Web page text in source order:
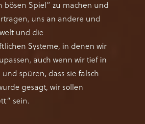
bösen Spiel” zu machen und
uns an andere und
und die
Systeme, in denen wir
auch wenn wir tief in
spüren, dass sie falsch
gesagt, wir sollen
sein.